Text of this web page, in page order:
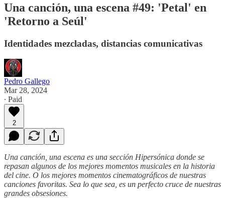
Una canción, una escena #49: 'Petal' en
'Retorno a Seúl'
Identidades mezcladas, distancias comunicativas
Pedro Gallego
Mar 28, 2024
∙ Paid
2
Una canción, una escena es una sección Hipersónica donde se
repasan algunos de los mejores momentos musicales en la historia
del cine. O los mejores momentos cinematográficos de nuestras
canciones favoritas. Sea lo que sea, es un perfecto cruce de nuestras
grandes obsesiones.